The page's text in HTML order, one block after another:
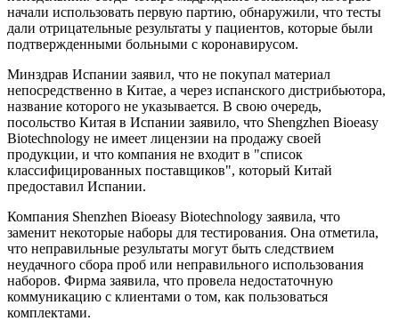
начали использовать первую партию, обнаружили, что тесты
дали отрицательные результаты у пациентов, которые были
подтвержденными больными с коронавирусом.
Минздрав Испании заявил, что не покупал материал
непосредственно в Китае, а через испанского дистрибьютора,
название которого не указывается. В свою очередь,
посольство Китая в Испании заявило, что Shengzhen Bioeasy
Biotechnology не имеет лицензии на продажу своей
продукции, и что компания не входит в "список
классифицированных поставщиков", который Китай
предоставил Испании.
Компания Shenzhen Bioeasy Biotechnology заявила, что
заменит некоторые наборы для тестирования. Она отметила,
что неправильные результаты могут быть следствием
неудачного сбора проб или неправильного использования
наборов. Фирма заявила, что провела недостаточную
коммуникацию с клиентами о том, как пользоваться
комплектами.